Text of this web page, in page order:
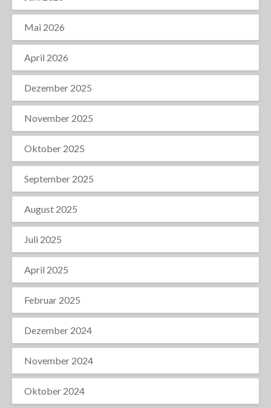
Mai 2026
April 2026
Dezember 2025
November 2025
Oktober 2025
September 2025
August 2025
Juli 2025
April 2025
Februar 2025
Dezember 2024
November 2024
Oktober 2024